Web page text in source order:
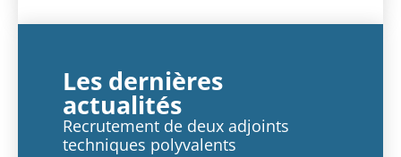
Les dernières
actualités
Recrutement de deux adjoints
techniques polyvalents